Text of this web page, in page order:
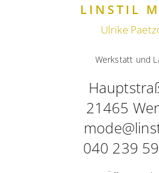
Werkstatt und
21465
040 239
LINSTIL
Ulrike